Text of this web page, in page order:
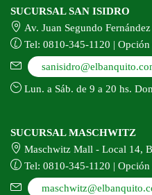
SUCURSAL SAN ISIDRO
Av. Juan Segundo
Tel: 0810-345-1120 | Opción
Lun. a Sáb. de 9 a 20 hs.
SUCURSAL MASCHWITZ
Maschwitz Mall - Local 14,
Tel: 0810-345-1120 | Opción